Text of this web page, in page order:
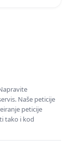
Naše peticije
peticije
tako i kod